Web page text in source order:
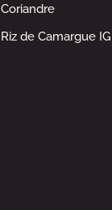
Coriandre
Riz de Camargue